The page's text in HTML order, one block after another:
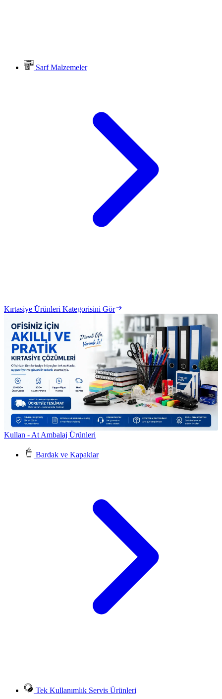
Sarf Malzemeler
Kırtasiye Ürünleri Kategorisini Gör
Kullan - At Ambalaj Ürünleri
Bardak ve Kapaklar
Tek Kullanımlık Servis Ürünleri